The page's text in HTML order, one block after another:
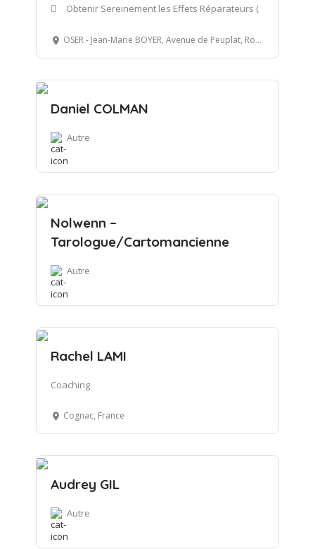
Obtenir Sereinement les Effets Réparateurs (
OSER - Jean-Marie BOYER, Avenue de Peuplat, Rouffiac, France
Daniel COLMAN
Autre
Nolwenn –
Tarologue/Cartomancienne
Autre
Rachel LAMI
Coaching
Cognac, France
Audrey GIL
Autre